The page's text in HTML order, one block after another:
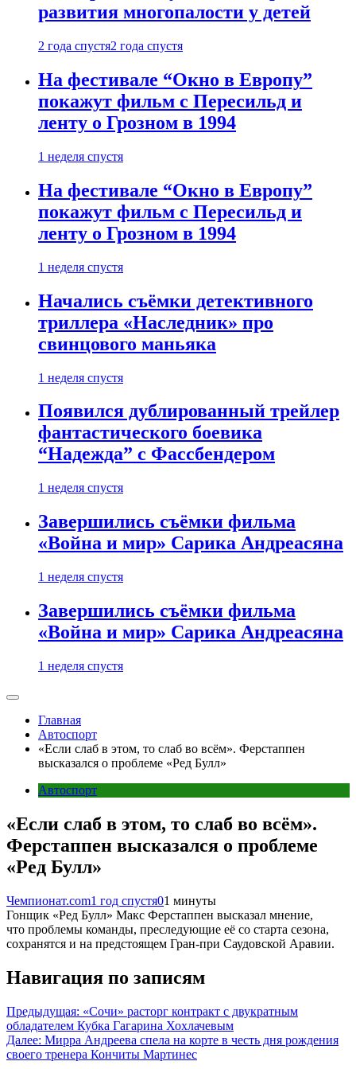
развития многопалости у детей
2 года спустя2 года спустя
На фестивале “Окно в Европу”
покажут фильм с Пересильд и
ленту о Грозном в 1994
1 неделя спустя
На фестивале “Окно в Европу”
покажут фильм с Пересильд и
ленту о Грозном в 1994
1 неделя спустя
Начались съёмки детективного
триллера «Наследник» про
свинцового маньяка
1 неделя спустя
Появился дублированный трейлер
фантастического боевика
“Надежда” с Фассбендером
1 неделя спустя
Завершились съёмки фильма
«Война и мир» Сарика Андреасяна
1 неделя спустя
Завершились съёмки фильма
«Война и мир» Сарика Андреасяна
1 неделя спустя
Главная
Автоспорт
«Если слаб в этом, то слаб во всём». Ферстаппен
высказался о проблеме «Ред Булл»
Автоспорт
«Если слаб в этом, то слаб во всём».
Ферстаппен высказался о проблеме
«Ред Булл»
Чемпионат.com1 год спустя01 минуты
Гонщик «Ред Булл» Макс Ферстаппен высказал мнение,
что проблемы команды, преследующие её со старта сезона,
сохранятся и на предстоящем Гран-при Саудовской Аравии.
Навигация по записям
Предыдущая: «Сочи» расторг контракт с двукратным
обладателем Кубка Гагарина Хохлачевым
Далее: Мирра Андреева спела на корте в честь дня рождения
своего тренера Кончиты Мартинес